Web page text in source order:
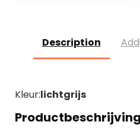
Description
Kleur:lichtgrijs
Productbeschrijving